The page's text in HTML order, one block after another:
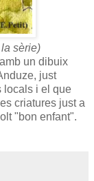
sèrie)
un dibuix
just
locals i el que
criatures just a
"bon enfant".